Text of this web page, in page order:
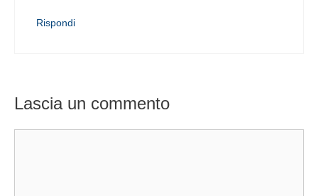
Rispondi
Lascia un commento